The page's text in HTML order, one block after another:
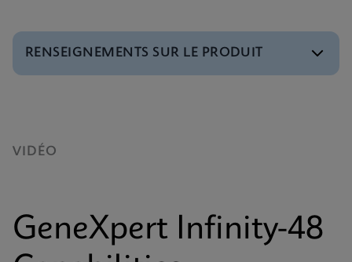
RENSEIGNEMENTS SUR LE PRODUIT
Services mondiaux de Cepheid
ANGLAIS
VIDÉO
GeneXpert Infinity-48